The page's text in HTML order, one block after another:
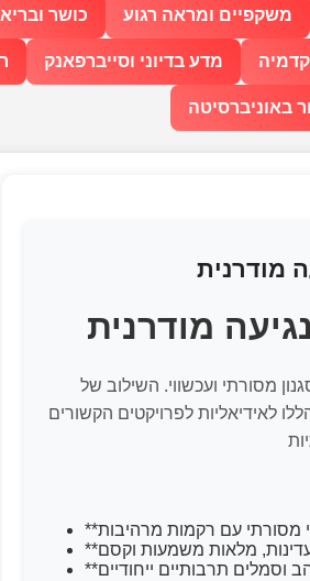
כושר משקפיים ומראה רגוע
מדע בדיוני וסייברפאנק
באוניברסיטה
מסורתי ועכשווי. השילוב של
לאידיאליות לפרויקטים הקשורים